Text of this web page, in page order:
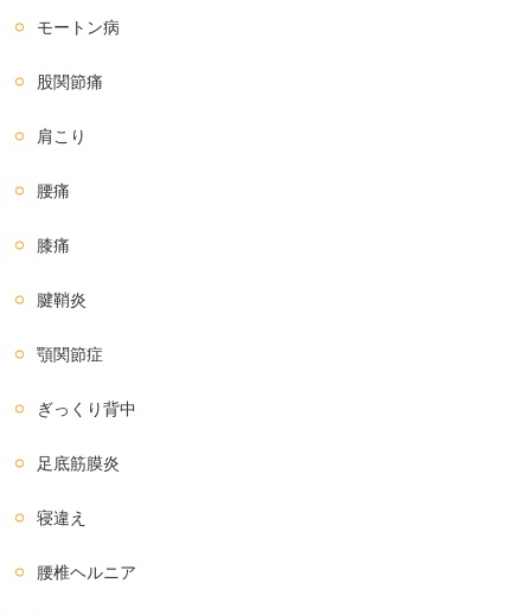
モートン病
股関節痛
肩こり
腰痛
膝痛
腱鞘炎
顎関節症
ぎっくり背中
足底筋膜炎
寝違え
腰椎ヘルニア